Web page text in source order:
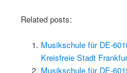
Related posts:
Musikschule für DE-
Kreisfreie Stadt
Musikschule für DE-